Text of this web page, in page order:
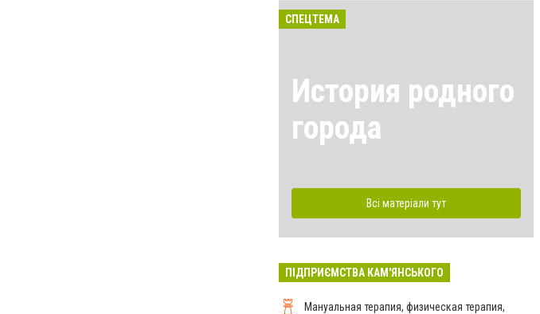
СПЕЦТЕМА
История родного
города
Всі матеріали тут
ПІДПРИЄМСТВА КАМ'ЯНСЬКОГО
Мануальная терапия, физическая терапия,